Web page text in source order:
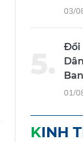
03/
Đổi
01/
KINH